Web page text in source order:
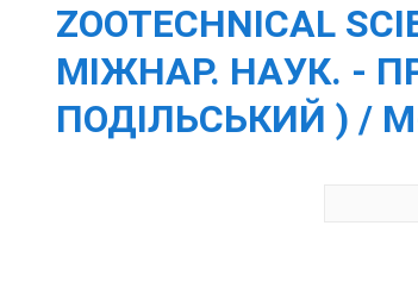
ZOOTECHNICAL
МІЖНАР. НАУК. -
ПОДІЛЬСЬКИЙ ) /